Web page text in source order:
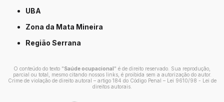
UBA
Zona da Mata Mineira
Região Serrana
O conteúdo do texto "Saúde ocupacional" é de direito reservado. Sua reprodução,
parcial ou total, mesmo citando nossos links, é proibida sem a autorização do autor.
Crime de violação de direito autoral – artigo 184 do Código Penal – Lei 9610/98 - Lei de
direitos autorais.